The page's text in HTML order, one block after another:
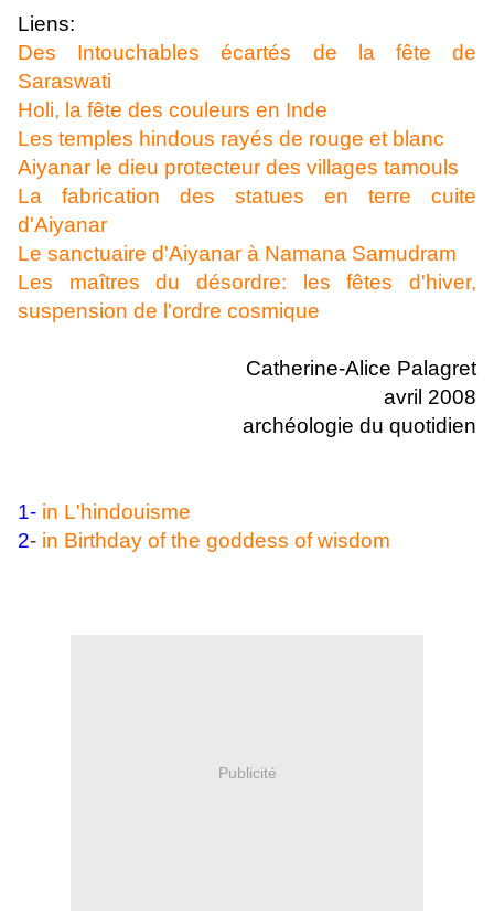
Liens:
Des Intouchables écartés de la fête de
Saraswati
Holi, la fête des couleurs en Inde
Les temples hindous rayés de rouge et blanc
Aiyanar le dieu protecteur des villages tamouls
La fabrication des statues en terre cuite
d'Aiyanar
Le sanctuaire d'Aiyanar à Namana Samudram
Les maîtres du désordre: les fêtes d'hiver,
suspension de l'ordre cosmique
Catherine-Alice Palagret
avril 2008
archéologie du quotidien
1- in L'hindouisme
2- in Birthday of the goddess of wisdom
Publicité